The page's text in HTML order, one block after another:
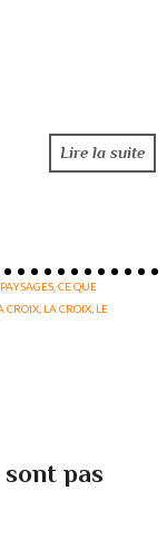
Lire la suite
,CE QUE
CROIX LA CROIX LE
pas